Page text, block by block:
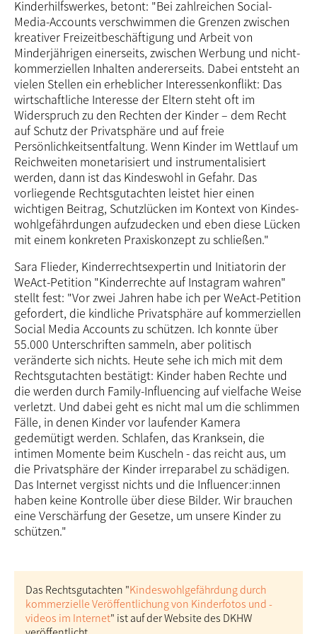
Kinderhilfswerkes, betont: "Bei zahlreichen Social-
Media-Accounts verschwimmen die Grenzen zwischen
kreativer Freizeitbeschäftigung und Arbeit von
Minderjährigen einerseits, zwischen Werbung und nicht-
kommerziellen Inhalten andererseits. Dabei entsteht an
vielen Stellen ein erheblicher Interessenkonflikt: Das
wirtschaftliche Interesse der Eltern steht oft im
Widerspruch zu den Rechten der Kinder – dem Recht
auf Schutz der Privatsphäre und auf freie
Persönlichkeitsentfaltung. Wenn Kinder im Wettlauf um
Reichweiten monetarisiert und instrumentalisiert
werden, dann ist das Kindeswohl in Gefahr. Das
vorliegende Rechtsgutachten leistet hier einen
wichtigen Beitrag, Schutzlücken im Kontext von Kindes­
wohl­gefährdungen aufzudecken und eben diese Lücken
mit einem konkreten Praxiskonzept zu schließen."
Sara Flieder, Kinderrechtsexpertin und Initiatorin der
WeAct-Petition "Kinderrechte auf Instagram wahren"
stellt fest: "Vor zwei Jahren habe ich per WeAct-Petition
gefordert, die kindliche Privat­sphäre auf kommerziellen
Social Media Accounts zu schützen. Ich konnte über
55.000 Unter­schriften sammeln, aber politisch
veränderte sich nichts. Heute sehe ich mich mit dem
Rechts­gutachten bestätigt: Kinder haben Rechte und
die werden durch Family-Influencing auf vielfache Weise
verletzt. Und dabei geht es nicht mal um die schlimmen
Fälle, in denen Kinder vor laufender Kamera
gedemütigt werden. Schlafen, das Kranksein, die
intimen Momente beim Kuscheln - das reicht aus, um
die Privatsphäre der Kinder irreparabel zu schädigen.
Das Internet vergisst nichts und die Influencer:innen
haben keine Kontrolle über diese Bilder. Wir brauchen
eine Verschärfung der Gesetze, um unsere Kinder zu
schützen."
Das Rechtsgutachten "Kindes­wohl­gefährdung durch
kommerzielle Veröffentlichung von Kinderfotos und -
videos im Internet" ist auf der Website des DKHW